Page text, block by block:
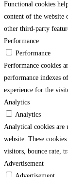
Functional cookies
content of the website
other third-party
Performance
Performance
Performance cookies
performance indexes
experience for the
Analytics
Analytics
Analytical cookies are
website. These
visitors, bounce rate,
Advertisement